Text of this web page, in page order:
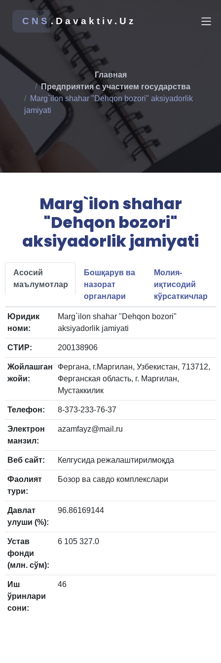
CNS.Davaktiv.Uz
Главная
Предприятия с участием государства
Marg`ilon shahar "Dehqon bozori" aksiyadorlik
jamiyati
Marg`ilon shahar
"Dehqon bozori"
aksiyadorlik jamiyati
Асосий
маълумотлар
Бошқарув ва
назорат
органлари
Молия-
иқтисодий
кўрсаткичлар
Юридик
номи:
Marg`ilon shahar "Dehqon bozori"
aksiyadorlik jamiyati
СТИР: 200138906
Жойлашган
жойи:
Фергана, г.Маргилан, Узбекистан, 713712,
Ферганская область, г. Маргилан,
Мустаккилик
Телефон: 8-373-233-76-37
Электрон
манзил:
azamfayz@mail.ru
Веб сайт: Келгусида режалаштирилмоқда
Фаолият
тури:
Бозор ва савдо комплекслари
Давлат
улуши (%):
96.86169144
Устав
фонди
(млн. сўм):
6 105 327.0
Иш
ўринлари
сони:
46